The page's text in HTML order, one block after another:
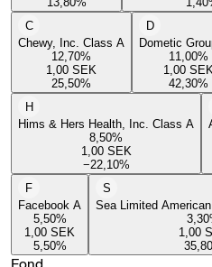
C
Chewy, Inc. Class A
12,70%
1,00 SEK
25,50%
D
Dometic
11,00%
1,00
42,30%
H
Hims & Hers Health, Inc. Class A
8,50%
1,00 SEK
−22,10%
F
Facebook A
5,50%
1,00 SEK
5,50%
S
Sea Limited
3,30
1,00
35,80